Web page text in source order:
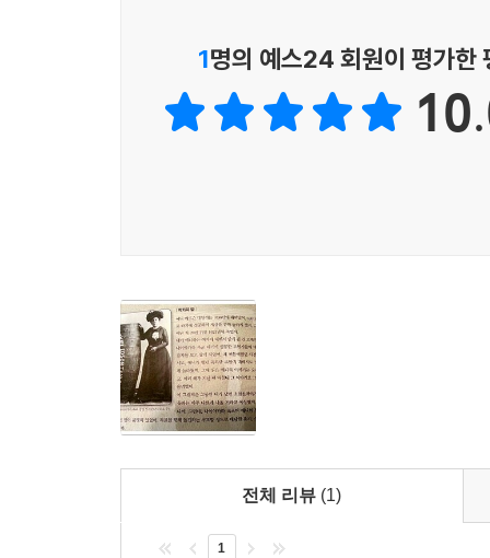
되찾지만, 연달아 새 매니저에게도 똑같이 속고
굴곡과 반전에서 진짜 현실을 보았을 것입니다.
안에서 생각할 거리를 던져 줍니다.
“나이아가라 폭포를 바라보는 사람들에게 나무통
나는 ‘그 일을 한 사람이 바로 나다’라고 말할 수 있
애니의 고백을 두고 독자들은 여러 가지 토론을
어려울 수도 있습니다. 냉정하게는 애니의 자기
분명합니다. 만족할 만한 결과를 얻지 못한다 해
『폭포의 여왕』은 우리에게 많은 생각 거리를
주변 사람들의 걱정 앞에서 쉽게 의지를 꺾지 않
1명의 예스24 회원이 평가한
전체 리뷰 (1)
1